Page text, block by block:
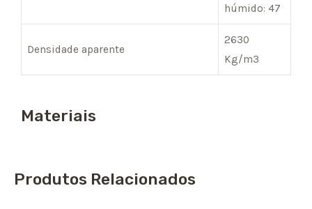
húmido: 47
Densidade aparente
2630
Kg/m3
Materiais
Produtos Relacionados